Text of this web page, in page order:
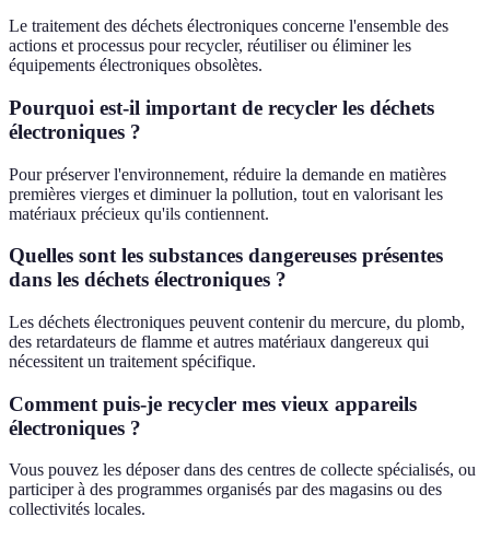
Le traitement des déchets électroniques concerne l'ensemble des
actions et processus pour recycler, réutiliser ou éliminer les
équipements électroniques obsolètes.
Pourquoi est-il important de recycler les déchets
électroniques ?
Pour préserver l'environnement, réduire la demande en matières
premières vierges et diminuer la pollution, tout en valorisant les
matériaux précieux qu'ils contiennent.
Quelles sont les substances dangereuses présentes
dans les déchets électroniques ?
Les déchets électroniques peuvent contenir du mercure, du plomb,
des retardateurs de flamme et autres matériaux dangereux qui
nécessitent un traitement spécifique.
Comment puis-je recycler mes vieux appareils
électroniques ?
Vous pouvez les déposer dans des centres de collecte spécialisés, ou
participer à des programmes organisés par des magasins ou des
collectivités locales.